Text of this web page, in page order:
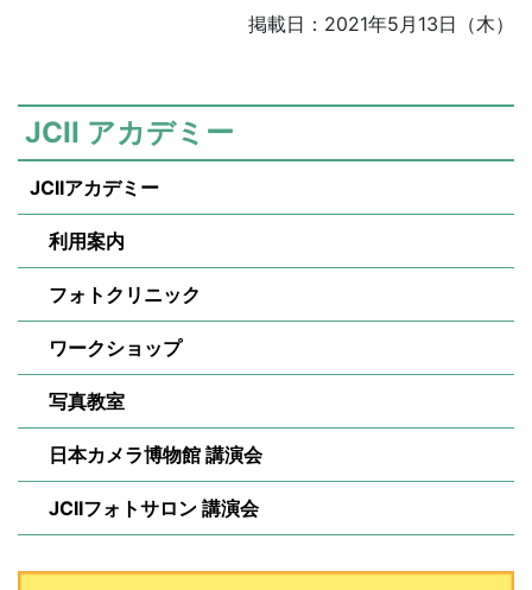
掲載日：2021年5月13日（木）
JCII アカデミー
JCIIアカデミー
利用案内
フォトクリニック
ワークショップ
写真教室
日本カメラ博物館 講演会
JCIIフォトサロン 講演会